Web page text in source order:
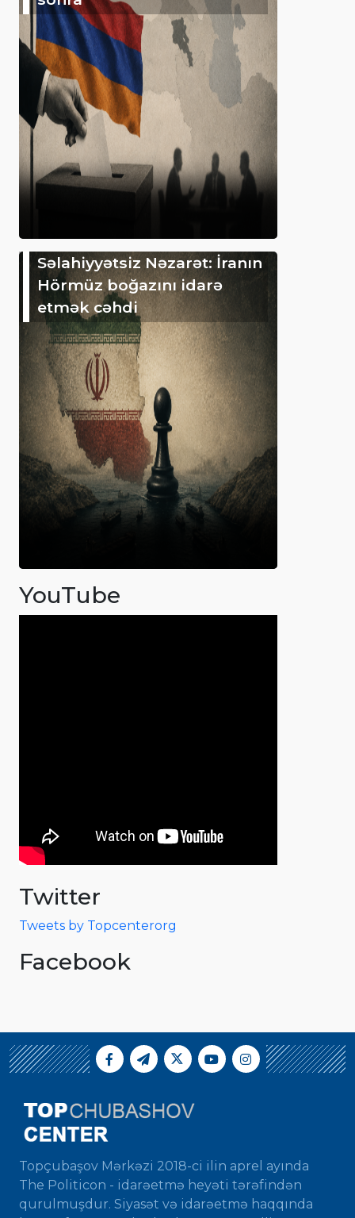
Səlahiyyətsiz Nəzarət: İranın
Hörmüz boğazını idarə
etmək cəhdi
YouTube
Twitter
Tweets by Topcenterorg
Facebook
Topçubaşov Mərkəzi 2018-ci ilin aprel ayında
The Politicon - idarəetmə heyəti tərəfindən
qurulmuşdur. Siyasət və idarəetmə haqqında